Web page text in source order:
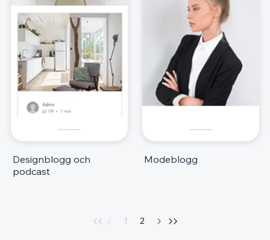
Designblogg och
podcast
Modeblogg
1 2